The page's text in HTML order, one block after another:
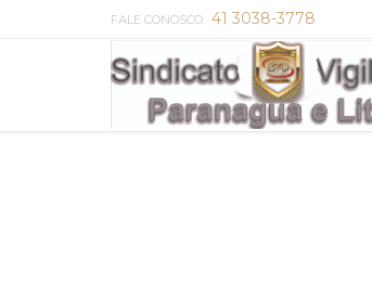
FALE CONOSCO: 41 3038-3778